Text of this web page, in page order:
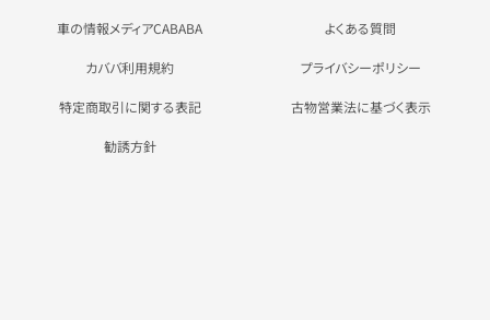
車の情報メディアCABABA よくある質問
カババ利用規約 プライバシーポリシー
特定商取引に関する表記 古物営業法に基づく表示
勧誘方針